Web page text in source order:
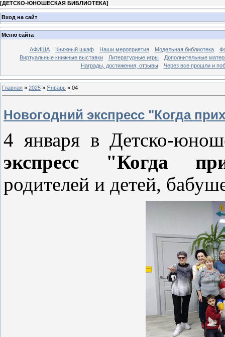
[ДЕТСКО-ЮНОШЕСКАЯ БИБЛИОТЕКА]
Вход на сайт
Меню сайта
АФИША Книжный шкаф Наши мероприятия Модельная библиотека
Виртуальные книжные выставки
Литературные игры
Дополнительные
Награды, достижения, отзывы
Через все прошли и
Главная » 2025 » Январь » 04
Новогодний экспресс "Когда
4 января в Детско-
экспресс "Когда
родителей и детей,